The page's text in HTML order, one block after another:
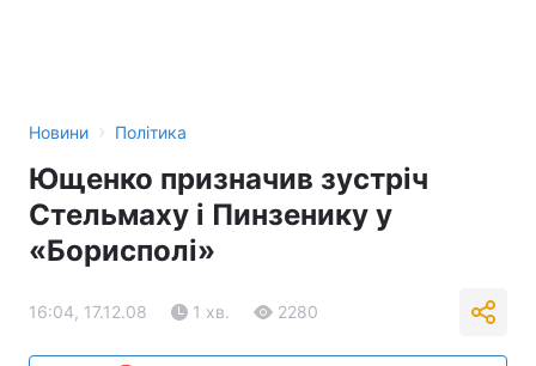
Новини › Політика
Ющенко призначив зустріч
Стельмаху і Пинзенику у
«Борисполі»
16:04, 17.12.08 1 хв. 2280